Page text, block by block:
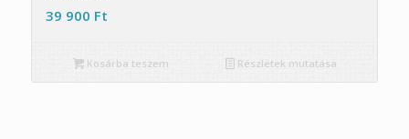
39 900 Ft
Kosárba teszem Részletek mutatása